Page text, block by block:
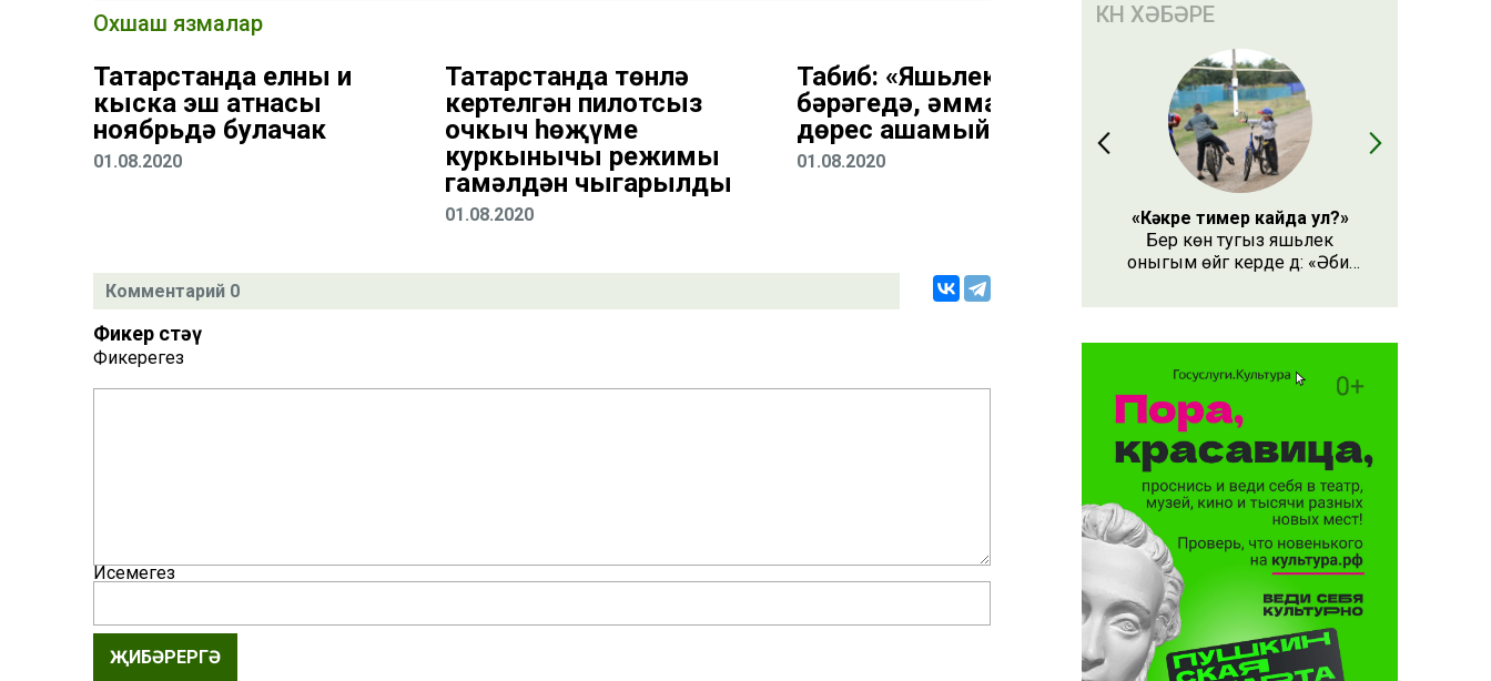
Охшаш язмалар
Татарстанда елның иң
кыска эш атнасы
ноябрьдә булачак
01.08.2020
Татарстанда төнлә
кертелгән пилотсыз
очкыч һөҗүме
куркынычы режимы
гамәлдән чыгарылды
01.08.2020
Табиб: «Яшьлек сере –
бәрәңгедә, әмма без аны
дөрес ашамыйбыз»
01.08.2020
Комментарий 0
Фикер өстәү
Фикерегез
Исемегез
ҖИБӘРЕРГӘ
КӨН ХӘБӘРЕ
«Кәкре тимер кайда ул?»
Бер көн тугыз яшьлек
оныгым өйгә керде дә: «Әби,
ул?» – дип сорады.